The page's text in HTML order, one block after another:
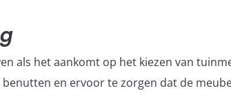
als het aankomt op het kiezen van
en ervoor te zorgen dat de